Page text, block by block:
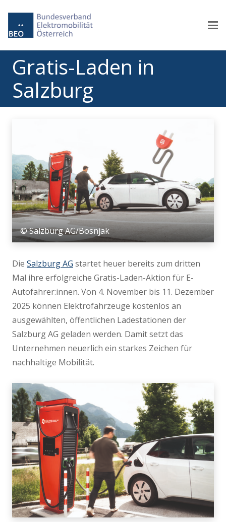
Gratis-Laden in
Salzburg
© Salzburg AG/Bosnjak
Die Salzburg AG startet heuer bereits zum dritten
Mal ihre erfolgreiche Gratis-Laden-Aktion für E-
Autofahrer:innen. Von 4. November bis 11. Dezember
2025 können Elektrofahrzeuge kostenlos an
ausgewählten, öffentlichen Ladestationen der
Salzburg AG geladen werden. Damit setzt das
Unternehmen neuerlich ein starkes Zeichen für
nachhaltige Mobilität.